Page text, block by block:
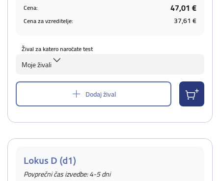
Cena: 47,01 €
Cena za vzreditelje: 37,61 €
Žival za katero naročate test
Moje živali
Dodaj žival
Lokus D (d1)
Povprečni čas izvedbe: 4-5 dni